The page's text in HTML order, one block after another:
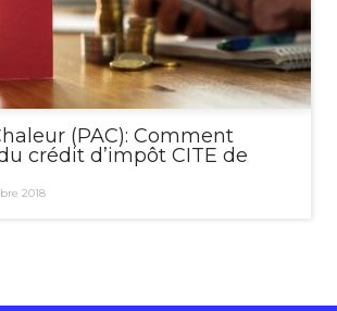
(PAC): Comment
crédit d’impôt CITE de
2018